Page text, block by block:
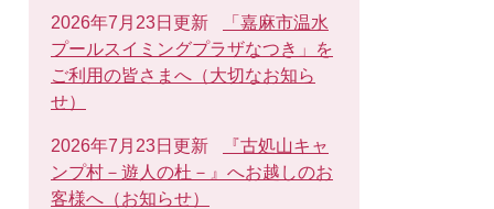
2026年7月23日更新
「嘉麻市温水
プールスイミングプラザなつき」を
ご利用の皆さまへ（大切なお知ら
せ）
2026年7月23日更新
『古処山キャ
ンプ村－遊人の杜－』へお越しのお
客様へ（お知らせ）